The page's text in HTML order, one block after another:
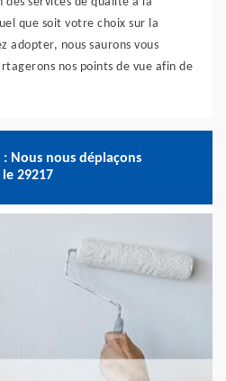
que soit votre choix sur la
adopter, nous saurons vous
nos points de vue afin de
Nous nous déplaçons
29217